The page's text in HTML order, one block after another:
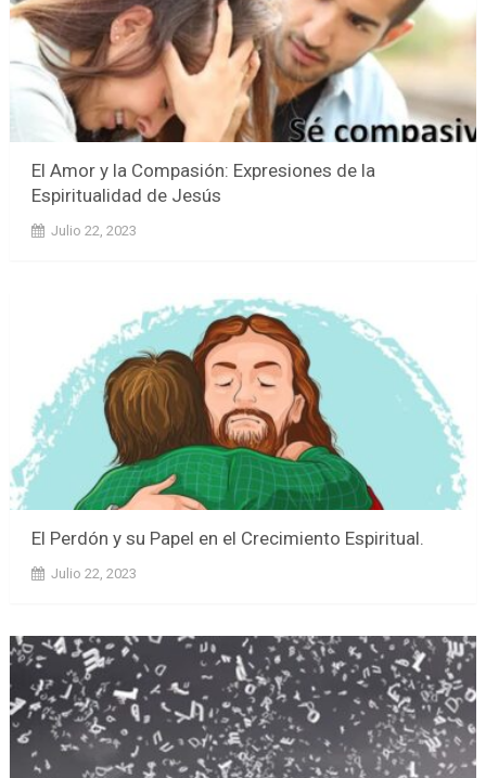
El Amor y la Compasión: Expresiones de la
Espiritualidad de Jesús
Julio 22, 2023
El Perdón y su Papel en el Crecimiento Espiritual.
Julio 22, 2023